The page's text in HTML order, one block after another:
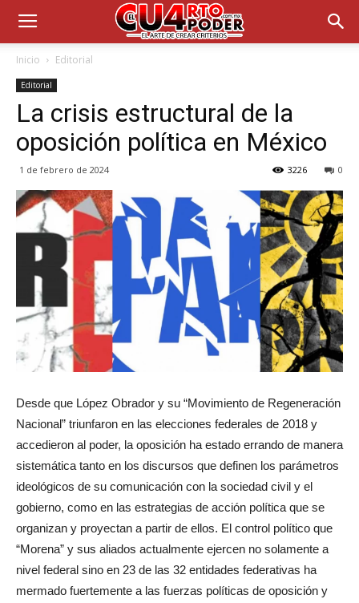
Inicio Editorial
Editorial
La crisis estructural de la
oposición política en México
1 de febrero de 2024 0
3226
Desde que López Obrador y su “Movimiento de Regeneración
Nacional” triunfaron en las elecciones federales de 2018 y
accedieron al poder, la oposición ha estado errando de manera
sistemática tanto en los discursos que definen los parámetros
ideológicos de su comunicación con la sociedad civil y el
gobierno, como en las estrategias de acción política que se
organizan y proyectan a partir de ellos. El control político que
“Morena” y sus aliados actualmente ejercen no solamente a
nivel federal sino en 23 de las 32 entidades federativas ha
mermado fuertemente a las fuerzas políticas de oposición y